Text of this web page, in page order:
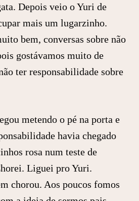
Depois veio o Yuri de
mais um lugarzinho.
bem, conversas sobre não
gostávamos muito de
ter responsabilidade sobre
metendo o pé na porta e
havia chegado
rosa num teste de
Liguei pro Yuri.
chorou. Aos poucos fomos